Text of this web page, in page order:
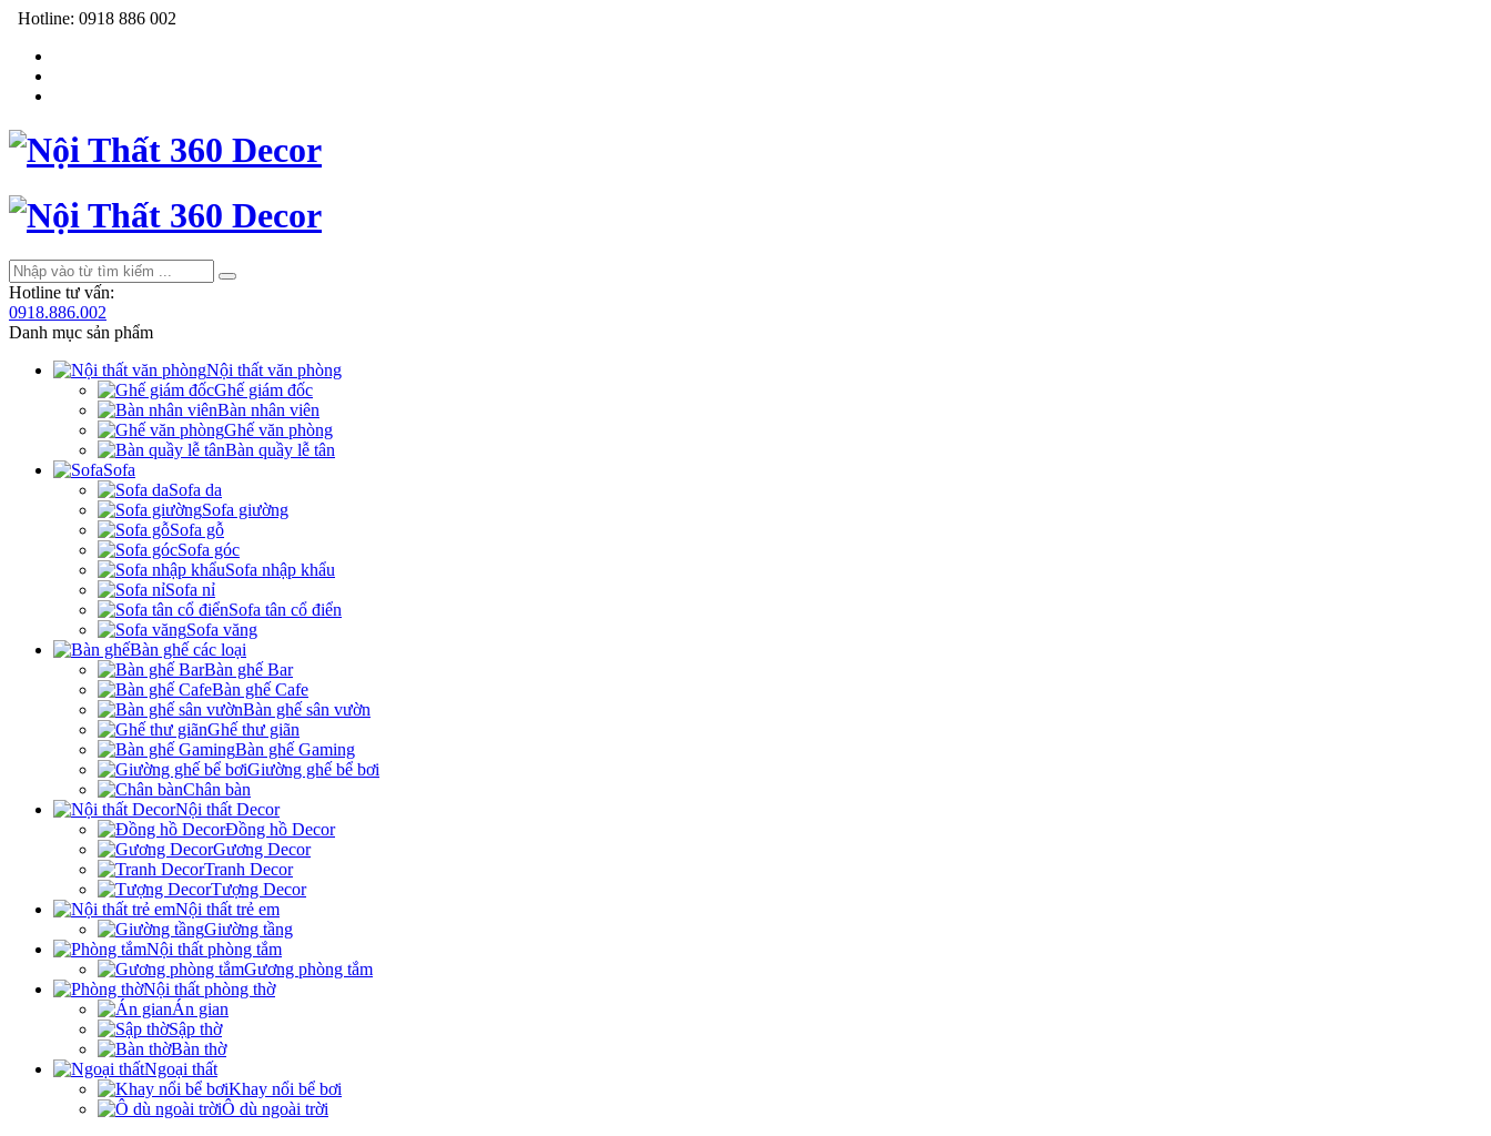
Hotline: 0918 886 002
Hotline tư vấn:
0918.886.002
Danh mục sản phẩm
Nội thất văn phòng
Ghế giám đốc
Bàn nhân viên
Ghế văn phòng
Bàn quầy lễ tân
Sofa
Sofa da
Sofa giường
Sofa gỗ
Sofa góc
Sofa nhập khẩu
Sofa nỉ
Sofa tân cổ điển
Sofa văng
Bàn ghế các loại
Bàn ghế Bar
Bàn ghế Cafe
Bàn ghế sân vườn
Ghế thư giãn
Bàn ghế Gaming
Giường ghế bể bơi
Chân bàn
Nội thất Decor
Đồng hồ Decor
Gương Decor
Tranh Decor
Tượng Decor
Nội thất trẻ em
Giường tầng
Nội thất phòng tắm
Gương phòng tắm
Nội thất phòng thờ
Án gian
Sập thờ
Bàn thờ
Ngoại thất
Khay nổi bể bơi
Ô dù ngoài trời